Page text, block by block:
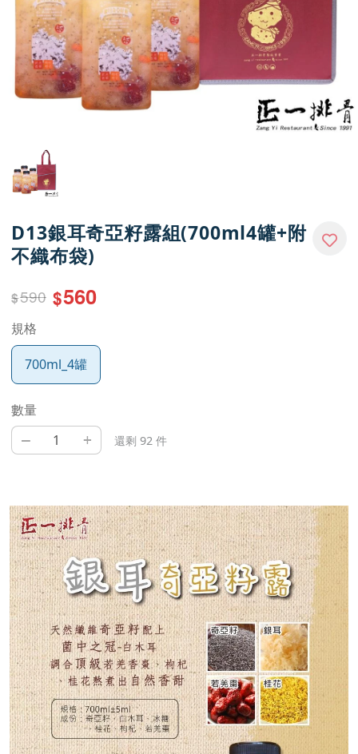
D13銀耳奇亞籽露組(700ml4罐+附
不織布袋)
$590 $560
規格
700ml_4罐
數量
– + 還剩 92 件